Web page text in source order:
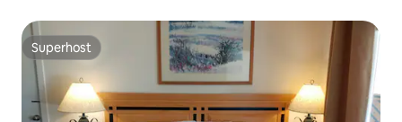
Superhost
Superhost